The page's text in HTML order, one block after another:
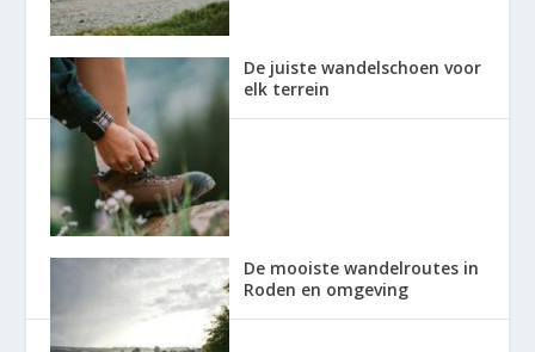
De juiste wandelschoen voor
elk terrein
De mooiste wandelroutes in
Roden en omgeving